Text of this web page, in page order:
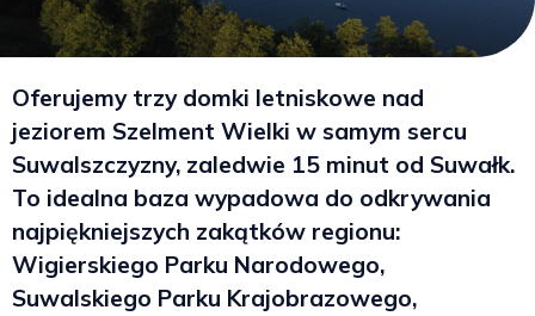
Oferujemy trzy domki letniskowe nad
jeziorem Szelment Wielki w samym sercu
Suwalszczyzny, zaledwie 15 minut od Suwałk.
To idealna baza wypadowa do odkrywania
najpiękniejszych zakątków regionu:
Wigierskiego Parku Narodowego,
Suwalskiego Parku Krajobrazowego,